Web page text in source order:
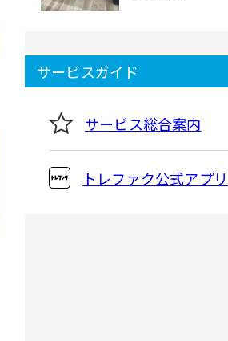
サービスガイド
サービス総合案内
トレファク公式アプリ